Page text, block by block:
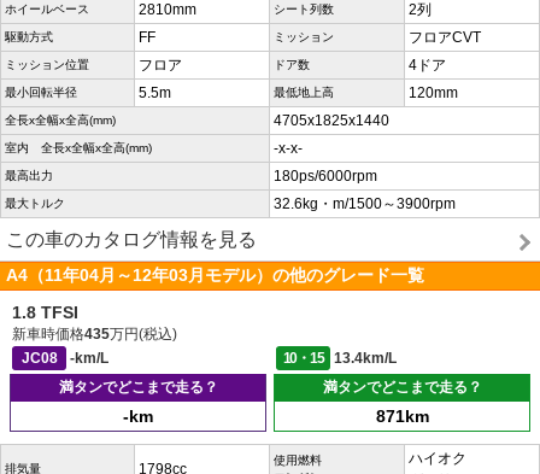
ホイールベース 2810mm シート列数 2列
駆動方式 FF ミッション フロアCVT
ミッション位置 フロア ドア数 4ドア
最小回転半径 5.5m 最低地上高 120mm
全長x全幅x全高(mm) 4705x1825x1440
室内 全長x全幅x全高(mm) -x-x-
最高出力 180ps/6000rpm
最大トルク 32.6kg・m/1500～3900rpm
この車のカタログ情報を見る
A4（11年04月～12年03月モデル）の他のグレード一覧
1.8 TFSI
新車時価格435万円(税込)
JC08
-km/L 10・15
13.4km/L
満タンでどこまで走る？
-km
満タンでどこまで走る？
871km
排気量 1798cc
使用燃料
ハイオク